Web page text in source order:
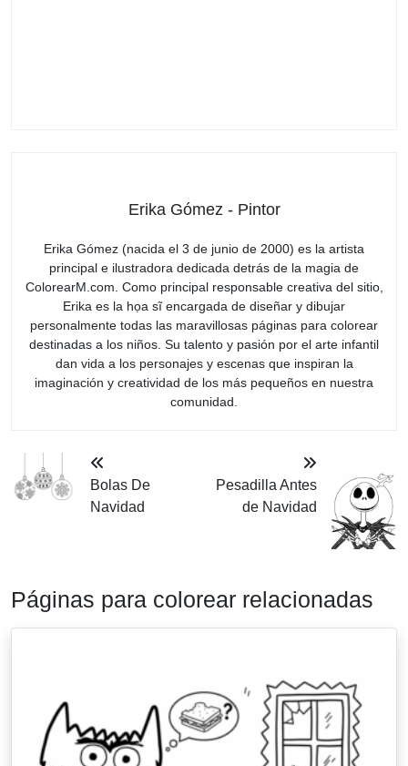
Erika Gómez - Pintor
Erika Gómez (nacida el 3 de junio de 2000) es la artista
principal e ilustradora dedicada detrás de la magia de
ColorearM.com. Como principal responsable creativa del sitio,
Erika es la họa sĩ encargada de diseñar y dibujar
personalmente todas las maravillosas páginas para colorear
destinadas a los niños. Su talento y pasión por el arte infantil
dan vida a los personajes y escenas que inspiran la
imaginación y creatividad de los más pequeños en nuestra
comunidad.
Bolas De
Navidad
Pesadilla Antes
de Navidad
Páginas para colorear relacionadas